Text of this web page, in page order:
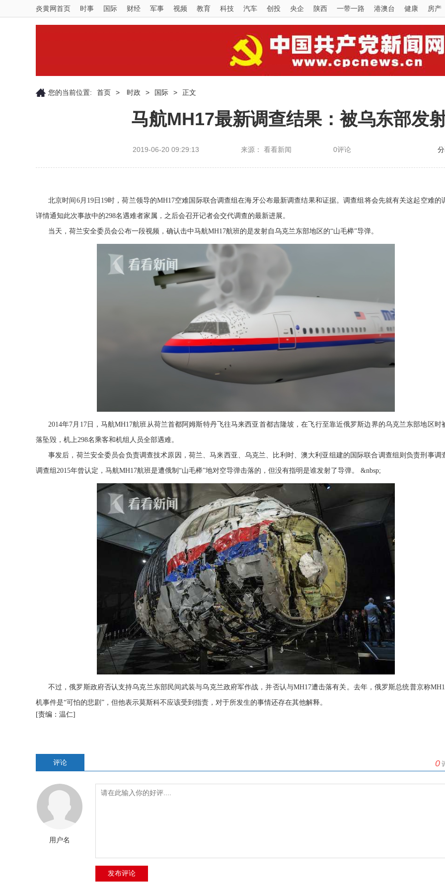
炎黄网首页 时事 国际 财经 军事 视频 教育 科技 汽车 创投 央企 陕西 一带一路 港澳台 健康 房产
您的当前位置: 首页 > 时政 > 国际 > 正文
马航MH17最新调查结果：被乌东部发
2019-06-20 09:29:13 来源： 看看新闻 0评论
北京时间6月19日19时，荷兰领导的MH17空难国际联合调查组在海牙公布最新调查结果和证据。调查组将会先就有关这起空难的
详情通知此次事故中的298名遇难者家属，之后会召开记者会交代调查的最新进展。
当天，荷兰安全委员会公布一段视频，确认击中马航MH17航班的是发射自乌克兰东部地区的“山毛榉”导弹。
2014年7月17日，马航MH17航班从荷兰首都阿姆斯特丹飞往马来西亚首都吉隆坡，在飞行至靠近俄罗斯边界的乌克兰东部地区时
落坠毁，机上298名乘客和机组人员全部遇难。
事发后，荷兰安全委员会负责调查技术原因，荷兰、马来西亚、乌克兰、比利时、澳大利亚组建的国际联合调查组则负责刑事调
调查组2015年曾认定，马航MH17航班是遭俄制“山毛榉”地对空导弹击落的，但没有指明是谁发射了导弹。 &nbsp;
不过，俄罗斯政府否认支持乌克兰东部民间武装与乌克兰政府军作战，并否认与MH17遭击落有关。去年，俄罗斯总统普京称
机事件是“可怕的悲剧”，但他表示莫斯科不应该受到指责，对于所发生的事情还存在其他解释。
[责编：温仁]
评论 0
用户名